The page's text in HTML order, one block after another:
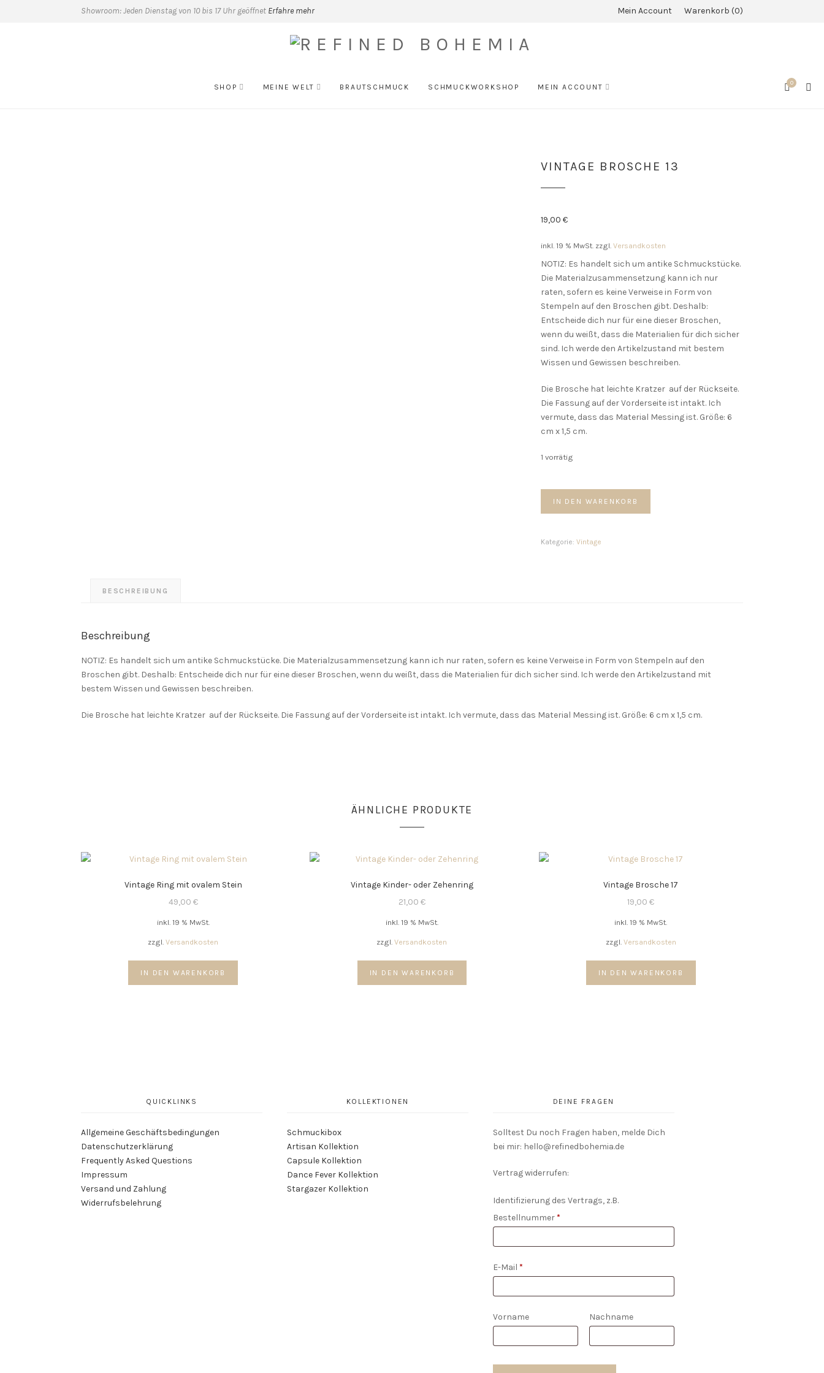
Showroom: Jeden Dienstag von 10 bis 17 Uhr geöffnet Erfahre mehr Mein Account Warenkorb 0
SHOP MEINE WELT BRAUTSCHMUCK SCHMUCKWORKSHOP MEIN ACCOUNT 0
VINTAGE BROSCHE 13
19,00 €
inkl. 19 % MwSt. zzgl. Versandkosten
NOTIZ: Es handelt sich um antike Schmuckstücke.
Die Materialzusammensetzung kann ich nur
raten, sofern es keine Verweise in Form von
Stempeln auf den Broschen gibt. Deshalb:
Entscheide dich nur für eine dieser Broschen,
wenn du weißt, dass die Materialien für dich sicher
sind. Ich werde den Artikelzustand mit bestem
Wissen und Gewissen beschreiben.
Die Brosche hat leichte Kratzer auf der Rückseite.
Die Fassung auf der Vorderseite ist intakt. Ich
vermute, dass das Material Messing ist. Größe: 6
cm x 1,5 cm.
1 vorrätig
Menge
IN DEN WARENKORB
Kategorie: Vintage
BESCHREIBUNG
Beschreibung
NOTIZ: Es handelt sich um antike Schmuckstücke. Die Materialzusammensetzung kann ich nur raten, sofern es keine Verweise in Form von Stempeln auf den
Broschen gibt. Deshalb: Entscheide dich nur für eine dieser Broschen, wenn du weißt, dass die Materialien für dich sicher sind. Ich werde den Artikelzustand mit
bestem Wissen und Gewissen beschreiben.
Die Brosche hat leichte Kratzer auf der Rückseite. Die Fassung auf der Vorderseite ist intakt. Ich vermute, dass das Material Messing ist. Größe: 6 cm x 1,5 cm.
ÄHNLICHE PRODUKTE
Vintage Ring mit ovalem Stein
49,00 €
inkl. 19 % MwSt.
zzgl.Versandkosten
IN DEN WARENKORB
Vintage Kinder- oder Zehenring
21,00 €
inkl. 19 % MwSt.
zzgl.Versandkosten
IN DEN WARENKORB
Vintage Brosche 17
19,00€
inkl. 19 % MwSt.
zzgl. Versandkosten
IN DEN WARENKORB
QUICKLINKS
Allgemeine Geschäftsbedingungen
Datenschutzerklärung
Frequently Asked Questions
Impressum
Versand und Zahlung
Widerrufsbelehrung
KOLLEKTIONEN
Schmuckibox
Artisan Kollektion
Capsule Kollektion
Dance Fever Kollektion
Stargazer Kollektion
DEINE FRAGEN
Solltest Du noch Fragen haben, melde Dich
bei mir: hello@refinedbohemia.de
Vertrag widerrufen:
Identifizierung des Vertrags, z.B.
Bestellnummer*
E-Mail *
E-
Vorname Nachname